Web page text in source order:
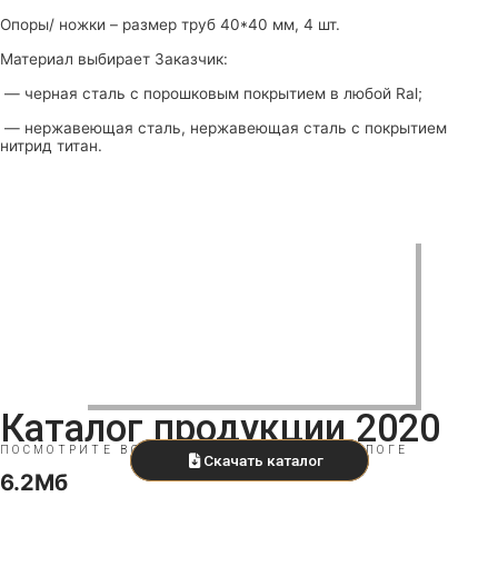
Опоры/ ножки – размер труб 40*40 мм, 4 шт.
Материал выбирает Заказчик:
— черная сталь с порошковым покрытием в любой Ral;
— нержавеющая сталь, нержавеющая сталь с покрытием
нитрид титан.
Каталог продукции 2020
ПОСМОТРИТЕ ВСЕ НАШИ ИЗДЕЛИЯ В КАТАЛОГЕ
Скачать каталог
6.2Мб